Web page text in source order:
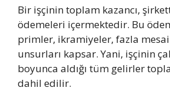
Bir işçinin toplam kazancı,
ödemeleri içermektedir. Bu
primler, ikramiyeler, fazla
unsurları kapsar. Yani, işçinin
boyunca aldığı tüm gelirler
dahil edilir.